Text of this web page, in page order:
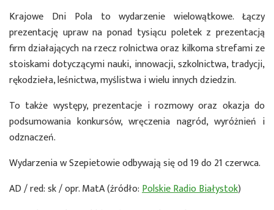
Krajowe Dni Pola to wydarzenie wielowątkowe. Łączy
prezentację upraw na ponad tysiącu poletek z prezentacją
firm działających na rzecz rolnictwa oraz kilkoma strefami ze
stoiskami dotyczącymi nauki, innowacji, szkolnictwa, tradycji,
rękodzieła, leśnictwa, myślistwa i wielu innych dziedzin.
To także występy, prezentacje i rozmowy oraz okazja do
podsumowania konkursów, wręczenia nagród, wyróżnień i
odznaczeń.
Wydarzenia w Szepietowie odbywają się od 19 do 21 czerwca.
AD / red: sk / opr. MatA (źródło:Polskie Radio Białystok)